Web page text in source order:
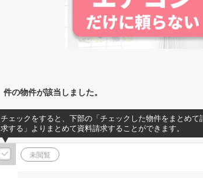
件の物件が該当しました。
チェックをすると、下部の「チェックした物件をまとめて
求する」よりまとめて資料請求することができます。
未閲覧